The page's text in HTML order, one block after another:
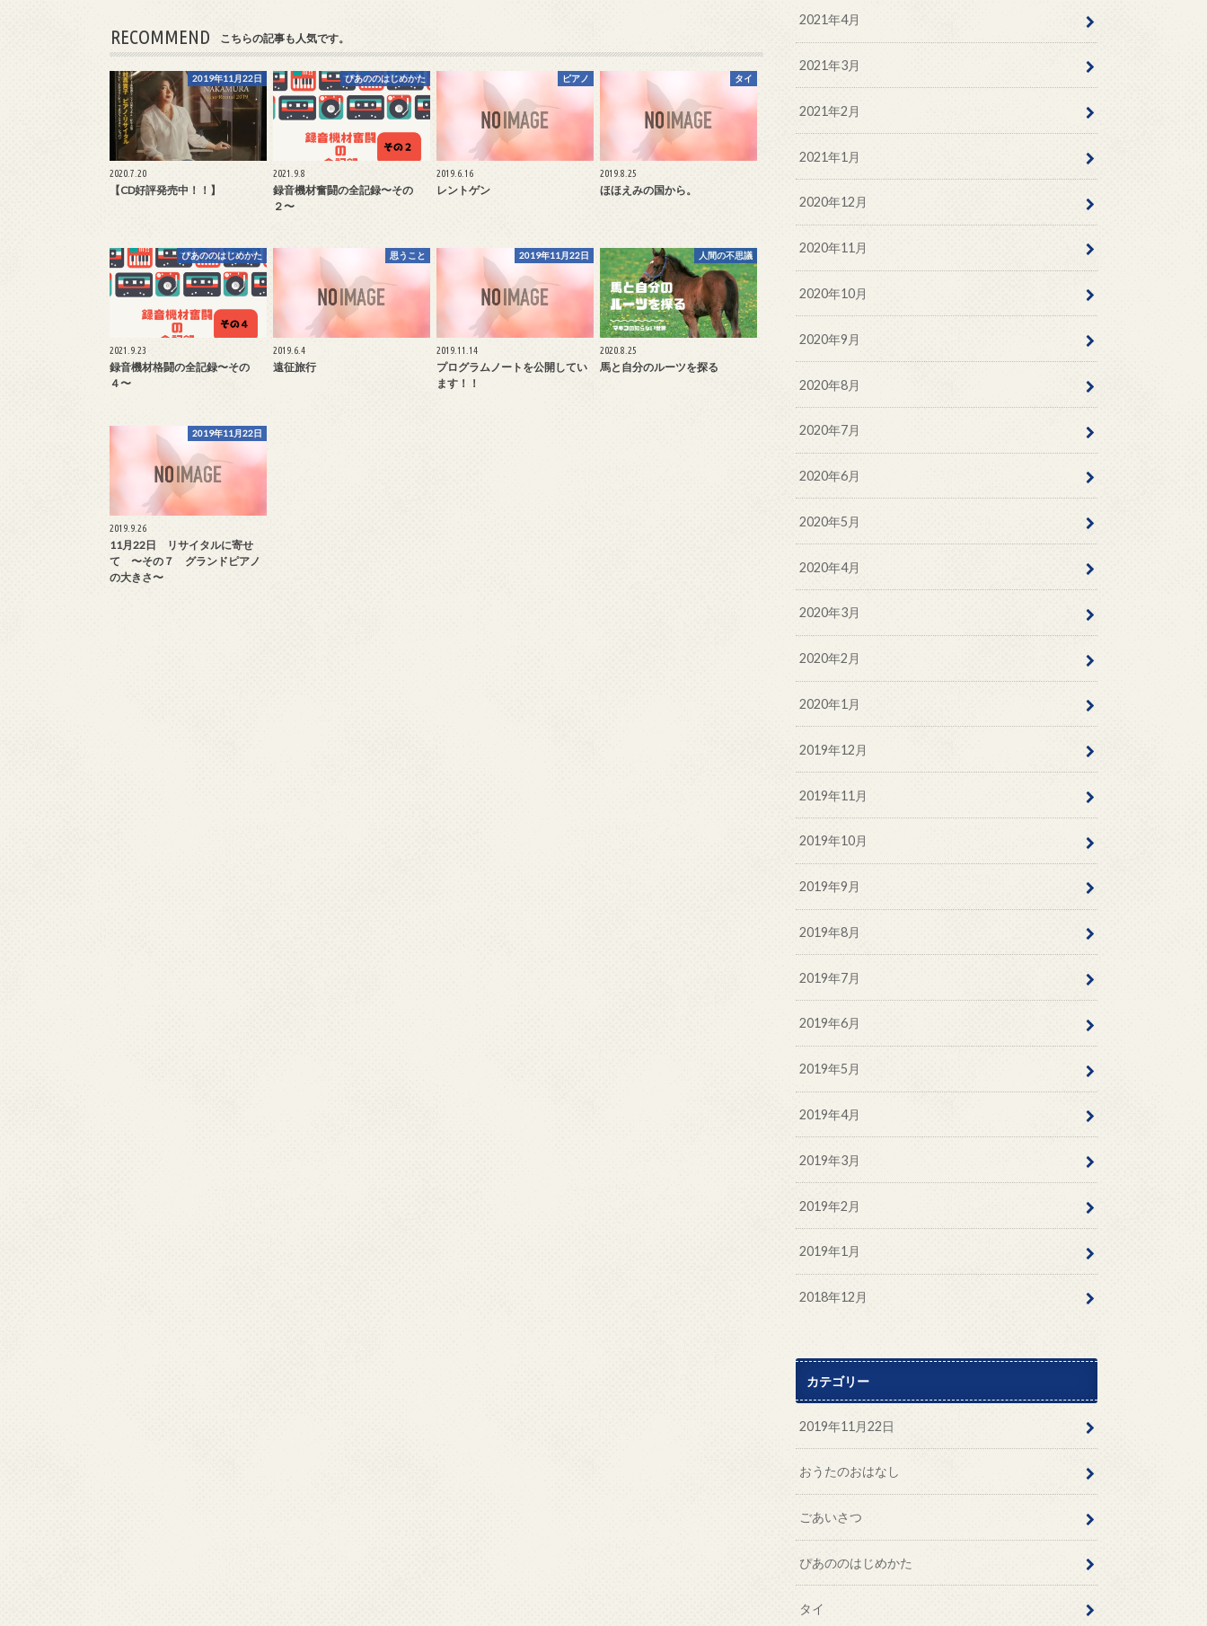
RECOMMEND こちらの記事も人気です。
2019年11月22日
2020.7.20
【CD好評発売中！！】
ぴあののはじめかた
2021.9.8
録音機材奮闘の全記録〜その
２〜
ピアノ
2019.6.16
レントゲン
タイ
2019.8.25
ほほえみの国から。
ぴあののはじめかた
2021.9.23
録音機材格闘の全記録〜その
４〜
思うこと
2019.6.4
遠征旅行
2019年11月22日
2019.11.14
プログラムノートを公開してい
ます！！
人間の不思議
2020.8.25
馬と自分のルーツを探る
2019年11月22日
2019.9.26
11月22日 リサイタルに寄せ
て 〜その７ グランドピアノ
の大きさ〜
2021年4月
2021年3月
2021年2月
2021年1月
2020年12月
2020年11月
2020年10月
2020年9月
2020年8月
2020年7月
2020年6月
2020年5月
2020年4月
2020年3月
2020年2月
2020年1月
2019年12月
2019年11月
2019年10月
2019年9月
2019年8月
2019年7月
2019年6月
2019年5月
2019年4月
2019年3月
2019年2月
2019年1月
2018年12月
カテゴリー
2019年11月22日
おうたのおはなし
ごあいさつ
ぴあののはじめかた
タイ